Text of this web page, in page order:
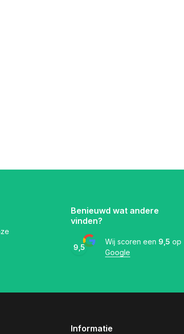
Benieuwd wat andere
vinden?
9,5
Wij scoren een 9,5 op
Google
Informatie